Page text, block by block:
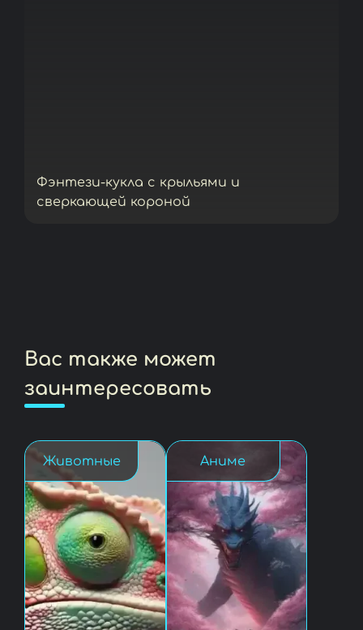
Фэнтези-кукла с крыльями и
сверкающей короной
Вас также может
заинтересовать
Животные Аниме